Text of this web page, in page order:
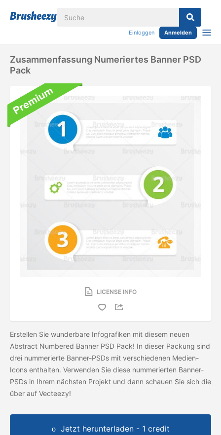
Einloggen Anmelden
Zusammenfassung Numeriertes Banner PSD
Pack
LICENSE INFO
Erstellen Sie wunderbare Infografiken mit diesem neuen
Abstract Numbered Banner PSD Pack! In dieser Packung sind
drei nummerierte Banner-PSDs mit verschiedenen Medien-
Icons enthalten. Verwenden Sie diese nummerierten Banner-
PSDs in Ihrem nächsten Projekt und dann schauen Sie sich die
über auf Vecteezy!
Jetzt herunterladen - 1 credit